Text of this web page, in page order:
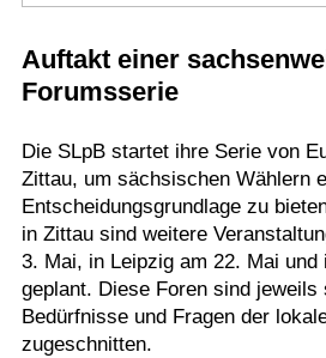
Auftakt einer
Forumsserie
Die SLpB startet ihre Serie von
Zittau, um sächsischen Wählern
Entscheidungsgrundlage zu
in Zittau sind weitere
3. Mai, in Leipzig am 22. Mai und
geplant. Diese Foren sind jeweils
Bedürfnisse und Fragen der
zugeschnitten.